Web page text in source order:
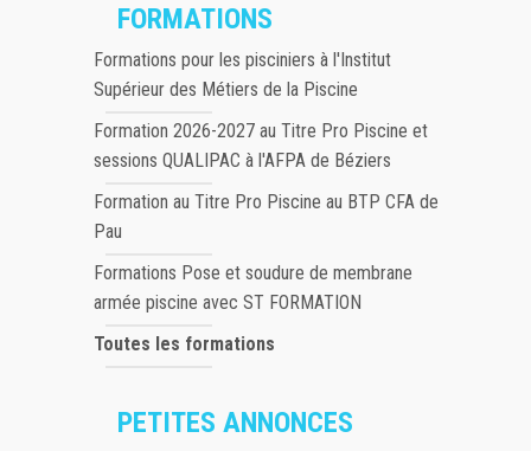
FORMATIONS
Formations pour les pisciniers à l'Institut
Supérieur des Métiers de la Piscine
Formation 2026-2027 au Titre Pro Piscine et
sessions QUALIPAC à l'AFPA de Béziers
Formation au Titre Pro Piscine au BTP CFA de
Pau
Formations Pose et soudure de membrane
armée piscine avec ST FORMATION
Toutes les formations
PETITES ANNONCES